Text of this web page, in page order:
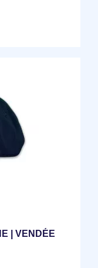
| VENDÉE